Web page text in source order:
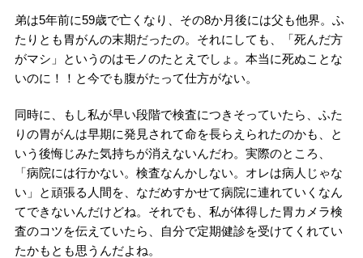
弟は5年前に59歳で亡くなり、その8か月後には父も他界。ふ
たりとも胃がんの末期だったの。それにしても、「死んだ方
がマシ」というのはモノのたとえでしょ。本当に死ぬことな
いのに！！と今でも腹がたって仕方がない。
同時に、もし私が早い段階で検査につきそっていたら、ふた
りの胃がんは早期に発見されて命を長らえられたのかも、と
いう後悔じみた気持ちが消えないんだわ。実際のところ、
「病院には行かない。検査なんかしない。オレは病人じゃな
い」と頑張る人間を、なだめすかせて病院に連れていくなん
てできないんだけどね。それでも、私が体得した胃カメラ検
査のコツを伝えていたら、自分で定期健診を受けてくれてい
たかもとも思うんだよね。